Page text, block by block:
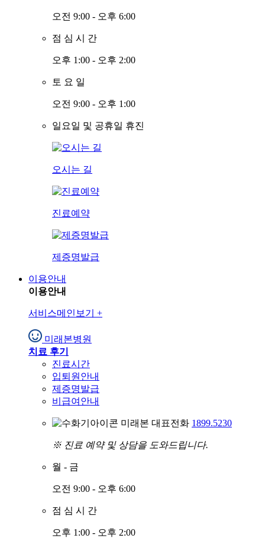
오전 9:00 - 오후 6:00
점 심 시 간
오후 1:00 - 오후 2:00
토 요 일
오전 9:00 - 오후 1:00
일요일 및 공휴일 휴진
오시는 길
진료예약
제증명발급
이용안내
이용안내
서비스메인보기 +
미래본병원
치료 후기
진료시간
입퇴원안내
제증명발급
비급여안내
미래본 대표전화 1899.5230
※ 진료 예약 및 상담을 도와드립니다.
월 - 금
오전 9:00 - 오후 6:00
점 심 시 간
오후 1:00 - 오후 2:00